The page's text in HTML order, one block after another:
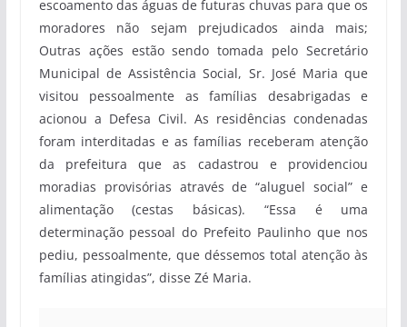
escoamento das águas de futuras chuvas para que os
moradores não sejam prejudicados ainda mais;
Outras ações estão sendo tomada pelo Secretário
Municipal de Assistência Social, Sr. José Maria que
visitou pessoalmente as famílias desabrigadas e
acionou a Defesa Civil. As residências condenadas
foram interditadas e as famílias receberam atenção
da prefeitura que as cadastrou e providenciou
moradias provisórias através de “aluguel social” e
alimentação (cestas básicas). “Essa é uma
determinação pessoal do Prefeito Paulinho que nos
pediu, pessoalmente, que déssemos total atenção às
famílias atingidas”, disse Zé Maria.